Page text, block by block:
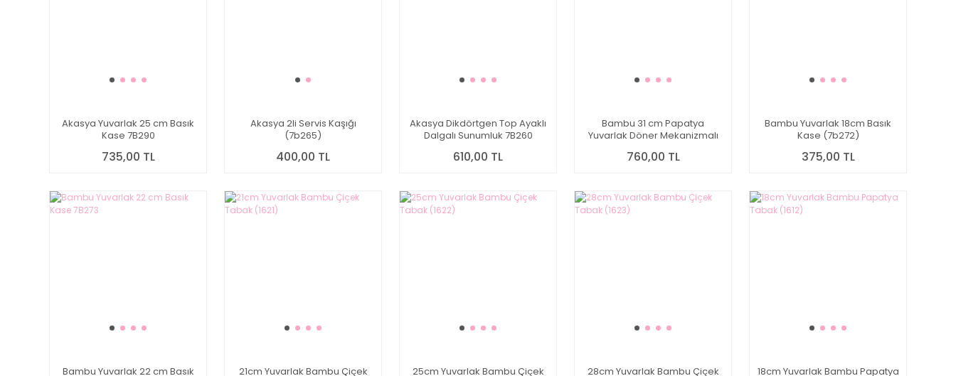
Akasya Yuvarlak 25 cm Basık
Kase 7B290
735,00 TL
Akasya 2li Servis Kaşığı
(7b265)
400,00 TL
Akasya Dikdörtgen Top Ayaklı
Dalgalı Sunumluk 7B260
610,00 TL
Bambu 31 cm Papatya
Yuvarlak Döner Mekanizmalı
760,00 TL
Bambu Yuvarlak 18cm Basık
Kase (7b272)
375,00 TL
Bambu Yuvarlak 22 cm Basık
21cm Yuvarlak Bambu Çiçek
25cm Yuvarlak Bambu Çiçek
28cm Yuvarlak Bambu Çiçek
18cm Yuvarlak Bambu Papatya